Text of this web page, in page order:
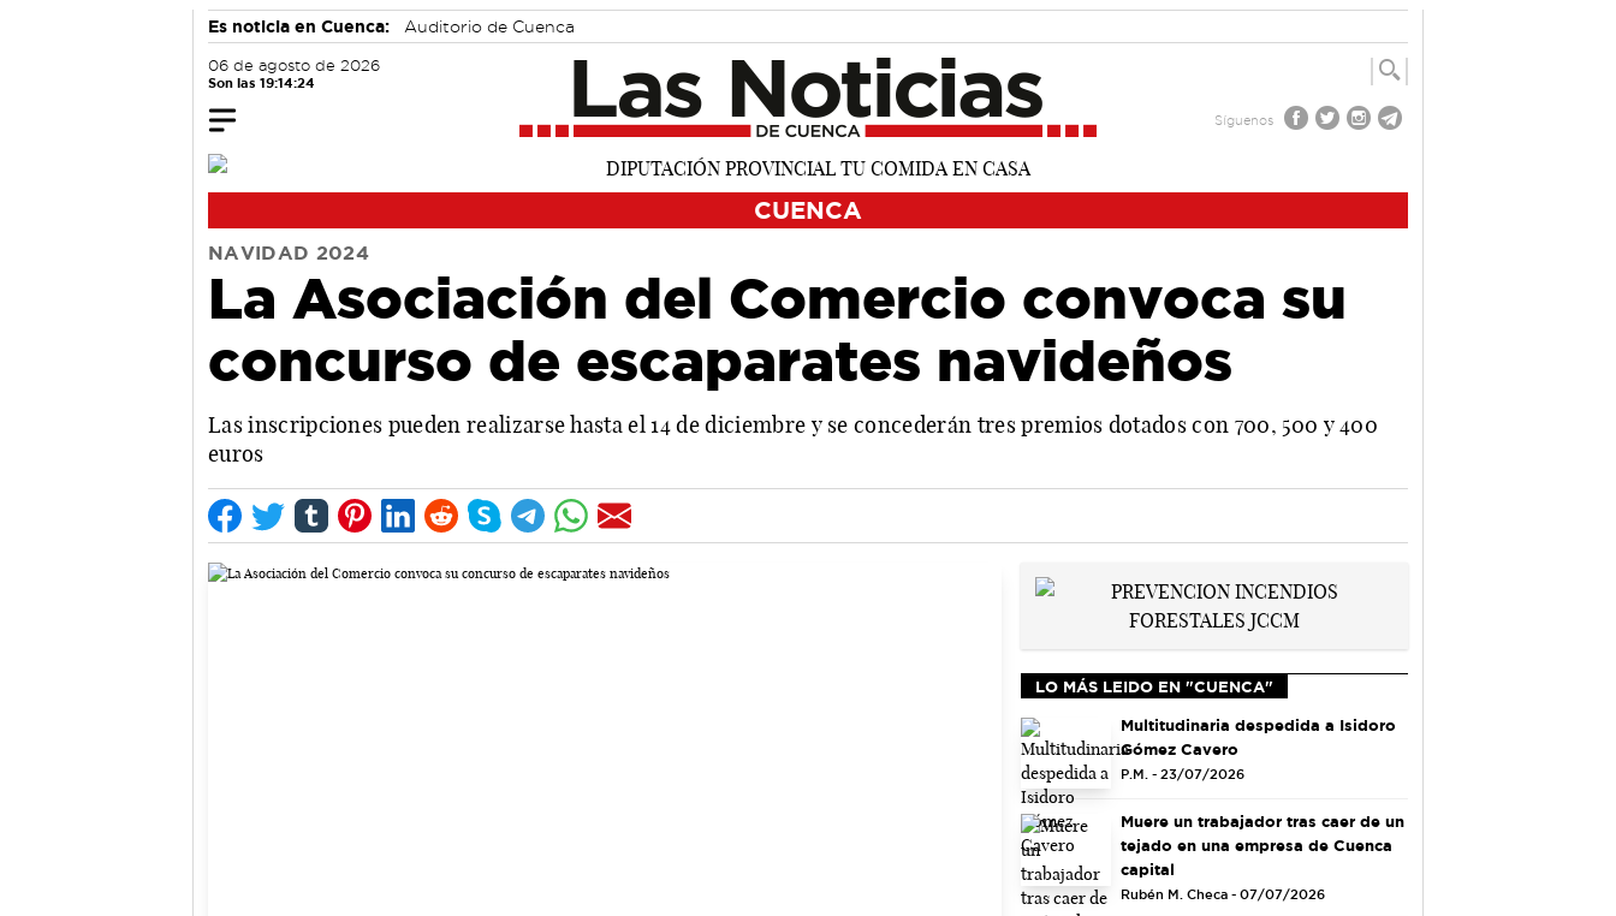
Es noticia en Cuenca: Auditorio de Cuenca
06 de agosto de 2026
Son las 19:14:24
Síguenos
CUENCA
NAVIDAD 2024
La Asociación del Comercio convoca su
concurso de escaparates navideños
Las inscripciones pueden realizarse hasta el 14 de diciembre y se concederán tres premios dotados con 700, 500 y 400
euros
LO MÁS LEIDO EN "CUENCA"
Multitudinaria despedida a Isidoro
Gómez Cavero
P.M. - 23/07/2026
Muere un trabajador tras caer de un
tejado en una empresa de Cuenca
capital
Rubén M. Checa - 07/07/2026